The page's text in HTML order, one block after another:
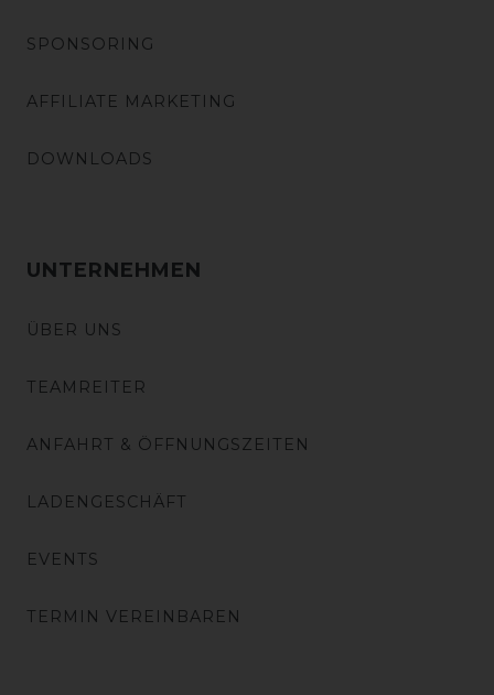
SPONSORING
AFFILIATE MARKETING
DOWNLOADS
UNTERNEHMEN
ÜBER UNS
TEAMREITER
ANFAHRT & ÖFFNUNGSZEITEN
LADENGESCHÄFT
EVENTS
TERMIN VEREINBAREN